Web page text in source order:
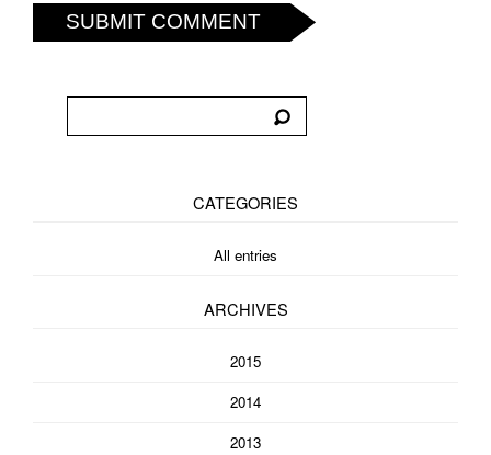
SUBMIT COMMENT
CATEGORIES
All entries
ARCHIVES
2015
2014
2013